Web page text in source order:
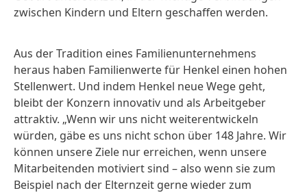
zwischen Kindern und Eltern geschaffen werden.
Aus der Tradition eines Familienunternehmens
heraus haben Familienwerte für Henkel einen hohen
Stellenwert. Und indem Henkel neue Wege geht,
bleibt der Konzern innovativ und als Arbeitgeber
attraktiv. „Wenn wir uns nicht weiterentwickeln
würden, gäbe es uns nicht schon über 148 Jahre. Wir
können unsere Ziele nur erreichen, wenn unsere
Mitarbeitenden motiviert sind – also wenn sie zum
Beispiel nach der Elternzeit gerne wieder zum